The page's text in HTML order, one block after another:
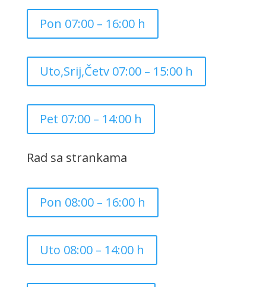
Pon 07:00 – 16:00 h
Uto,Srij,Četv 07:00 – 15:00 h
Pet 07:00 – 14:00 h
Rad sa strankama
Pon 08:00 – 16:00 h
Uto 08:00 – 14:00 h